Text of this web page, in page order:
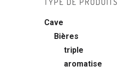
TYPE DE PRODUITS
Cave
Bières
triple
aromatise